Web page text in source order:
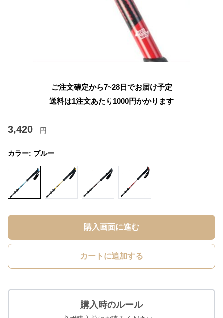
ご注文確定から7~28日でお届け予定
送料は1注文あたり 1000円かかります
3,420 円
カラー: ブルー
購入画面に進む
カートに追加する
購入時のルール